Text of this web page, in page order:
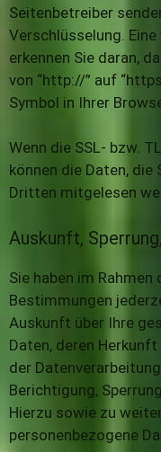
Seitenbetreiber
Verschlüsselung.
erkennen Sie daran,
von “http://” auf
Symbol in Ihrer
Wenn die SSL- bzw.
können die Daten,
Dritten mitgelesen
Auskunft,
Sie haben im
Bestimmungen
Auskunft über Ihre
Daten, deren
der
Berichtigung,
Hierzu sowie zu
personenbezogene